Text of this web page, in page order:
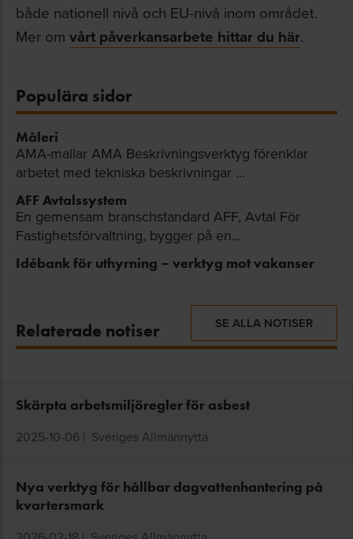
både nationell nivå och EU-nivå inom området.
Mer om vårt påverkansarbete hittar du här.
Populära sidor
Måleri
AMA-mallar AMA Beskrivningsverktyg förenklar
arbetet med tekniska beskrivningar ...
AFF Avtalssystem
En gemensam branschstandard AFF, Avtal För
Fastighetsförvaltning, bygger på en...
Idébank för uthyrning – verktyg mot vakanser
Relaterade notiser SE ALLA NOTISER
Skärpta arbetsmiljöregler för asbest
2025-10-06 | Sveriges Allmännytta
Nya verktyg för hållbar dagvattenhantering på
kvartersmark